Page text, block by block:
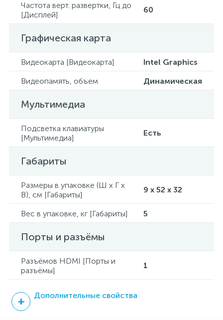
Частота верт. развертки, Гц до
[Дисплей]
60
Графическая карта
Видеокарта [Видеокарта]
Intel Graphics
Видеопамять, объем
Динамическая
Мультимедиа
Подсветка клавиатуры
[Мультимедиа]
Есть
Габариты
Размеры в упаковке (Ш x Г x
В), см [Габариты]
9 x 52 x 32
Вес в упаковке, кг [Габариты] 5
Порты и разъёмы
Разъёмов HDMI [Порты и
разъёмы]
1
Дополнительные свойства